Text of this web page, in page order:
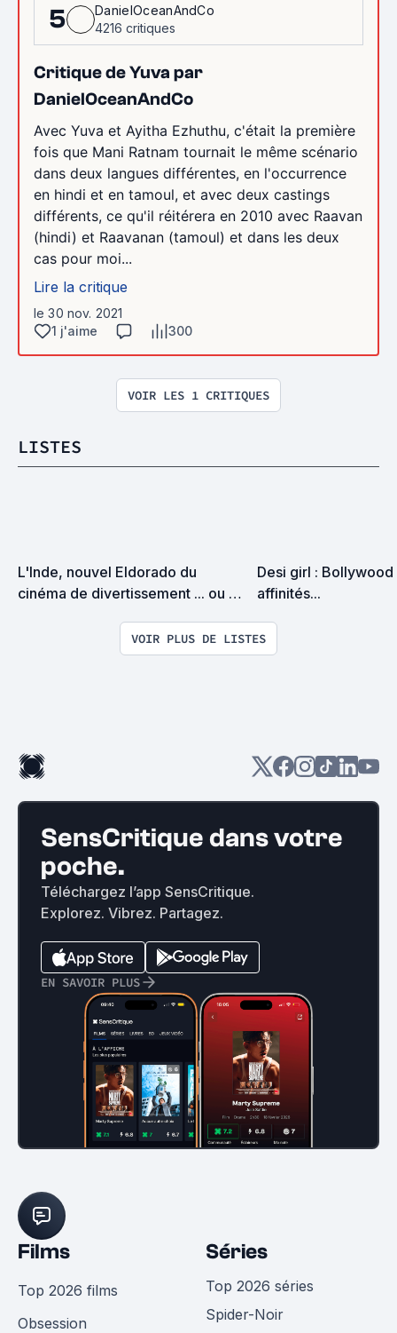
5
DanielOceanAndCo
4216 critiques
Critique de Yuva par
DanielOceanAndCo
Avec Yuva et Ayitha Ezhuthu, c'était la première
fois que Mani Ratnam tournait le même scénario
dans deux langues différentes, en l'occurrence
en hindi et en tamoul, et avec deux castings
différents, ce qu'il réitérera en 2010 avec Raavan
(hindi) et Raavanan (tamoul) et dans les deux
cas pour moi...
Lire la critique
le 30 nov. 2021
1 j'aime
300
VOIR LES 1 CRITIQUES
LISTES
L'Inde, nouvel Eldorado du
cinéma de divertissement ... ou
Desi girl : Bollywood
affinités...
VOIR PLUS DE LISTES
SensCritique dans votre
poche.
Téléchargez l’app SensCritique.
Explorez. Vibrez. Partagez.
EN SAVOIR PLUS
Films
Top 2026 films
Obsession
Séries
Top 2026 séries
Spider-Noir